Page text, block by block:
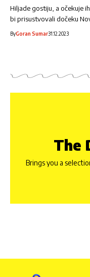
Hiljade gostiju, a očekuje
bi prisustvovali dočeku
ByGoran Sumar31.12.2023
The
Brings you a